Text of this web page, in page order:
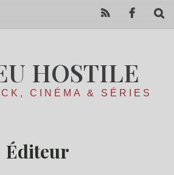
HOSTILE
CINÉMA & SÉRIES
Éditeur
RSS